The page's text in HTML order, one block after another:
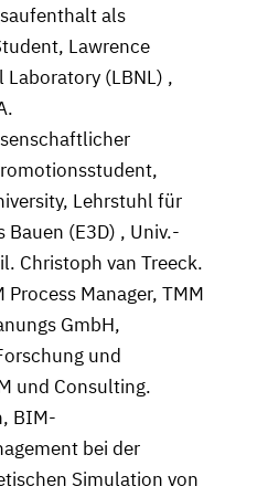
als
Lawrence
Laboratory (LBNL) ,
Lehrstuhl für
(E3D) , Univ.-
Christoph van Treeck.
Manager, TMM
GmbH,
und
und Consulting.
BIM-
bei der
Simulation von